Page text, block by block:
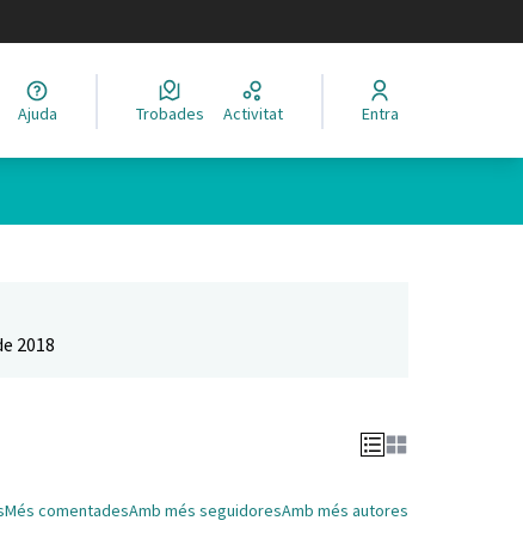
el idioma
Ajuda Trobades Activitat Entra
2018
Més comentadesAmb més seguidoresAmb més autores